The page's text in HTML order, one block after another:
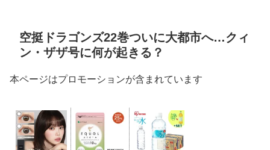
空挺ドラゴンズ22巻ついに大都市へ…クィ
ン・ザザ号に何が起きる？
本ページはプロモーションが含まれています